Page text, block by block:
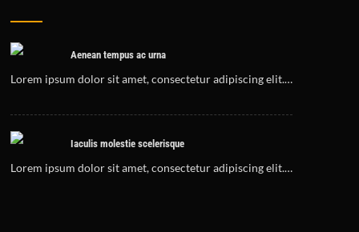
Aenean tempus ac urna
Lorem ipsum dolor sit amet, consectetur adipiscing elit.…
Iaculis molestie scelerisque
Lorem ipsum dolor sit amet, consectetur adipiscing elit.…